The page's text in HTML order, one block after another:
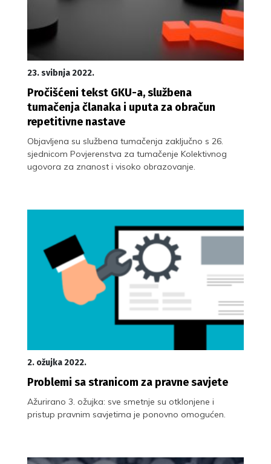
23. svibnja 2022.
Pročišćeni tekst GKU-a, službena
tumačenja članaka i uputa za obračun
repetitivne nastave
Objavljena su službena tumačenja zaključno s 26.
sjednicom Povjerenstva za tumačenje Kolektivnog
ugovora za znanost i visoko obrazovanje.
2. ožujka 2022.
Problemi sa stranicom za pravne savjete
Ažurirano 3. ožujka: sve smetnje su otklonjene i
pristup pravnim savjetima je ponovno omogućen.